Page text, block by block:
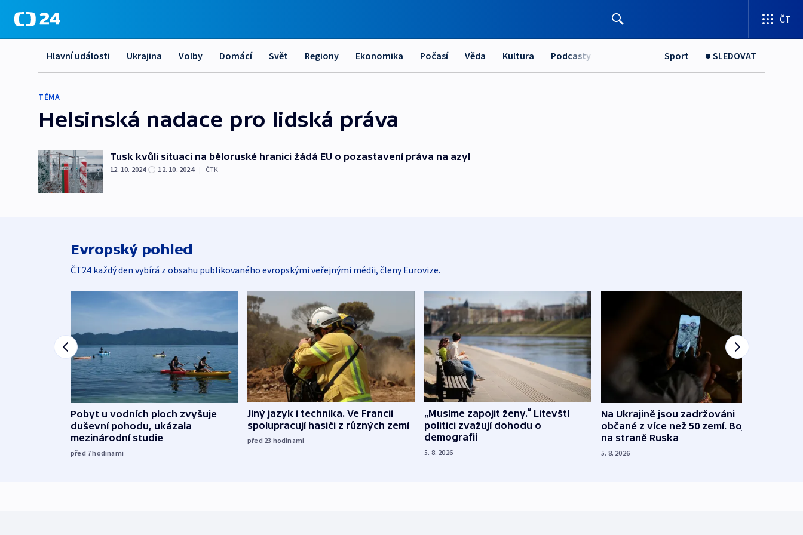
ČT
Hlavní události Ukrajina Volby Domácí Svět Regiony Ekonomika Počasí Věda Kultura Podcasty Sport SLEDOVAT
TÉMA
Helsinská nadace pro lidská práva
Tusk kvůli situaci na běloruské hranici žádá EU o pozastavení práva na azyl
12. 10. 2024 12. 10. 2024 | ČTK
Evropský pohled
ČT24 každý den vybírá z obsahu publikovaného evropskými veřejnými médii, členy Eurovize.
Pobyt u vodních ploch zvyšuje
duševní pohodu, ukázala
mezinárodní studie
před 7hodinami
Jiný jazyk i technika. Ve Francii
spolupracují hasiči z různých zemí
před 23 hodinami
„Musíme zapojit ženy.“ Litevští
politici zvažují dohodu o
demografii
5. 8. 2026
Na Ukrajině jsou zadržováni
občané z více než 50 zemí. Bojovali
na straně Ruska
5. 8. 2026